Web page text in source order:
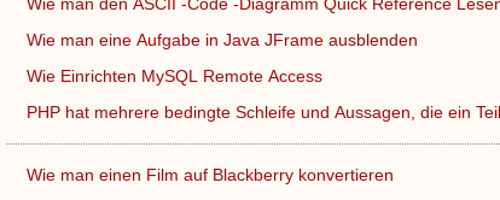
Wie man eine Aufgabe in Java JFrame ausblenden
Wie Einrichten MySQL Remote Access
PHP hat mehrere bedingte Schleife und Aussagen, die ein
Wie man einen Film auf Blackberry konvertieren